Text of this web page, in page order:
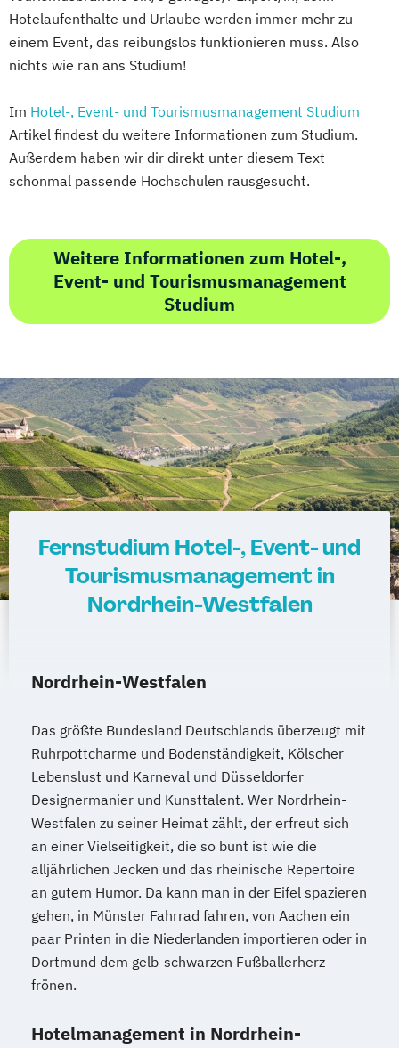
Hotelaufenthalte und Urlaube werden immer mehr zu
einem Event, das reibungslos funktionieren muss. Also
nichts wie ran ans Studium!
Im Hotel-, Event- und Tourismusmanagement Studium
Artikel findest du weitere Informationen zum Studium.
Außerdem haben wir dir direkt unter diesem Text
schonmal passende Hochschulen rausgesucht.
Weitere Informationen zum Hotel-,
Event- und Tourismusmanagement
Studium
Fernstudium Hotel-, Event- und
Tourismusmanagement in
Nordrhein-Westfalen
Nordrhein-Westfalen
Das größte Bundesland Deutschlands überzeugt mit
Ruhrpottcharme und Bodenständigkeit, Kölscher
Lebenslust und Karneval und Düsseldorfer
Designermanier und Kunsttalent. Wer Nordrhein-
Westfalen zu seiner Heimat zählt, der erfreut sich
an einer Vielseitigkeit, die so bunt ist wie die
alljährlichen Jecken und das rheinische Repertoire
an gutem Humor. Da kann man in der Eifel spazieren
gehen, in Münster Fahrrad fahren, von Aachen ein
paar Printen in die Niederlanden importieren oder in
Dortmund dem gelb-schwarzen Fußballerherz
frönen.
Hotelmanagement in Nordrhein-